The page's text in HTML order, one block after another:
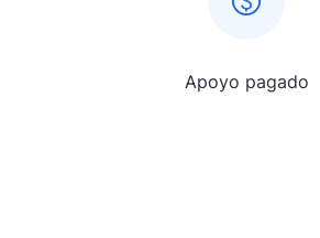
Apoyo pagado